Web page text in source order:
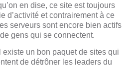
en dise, ce site est toujours
d’activité et contrairement à ce
serveurs sont encore bien actifs
gens qui se connectent.
existe un bon paquet de sites qui
de détrôner les leaders du